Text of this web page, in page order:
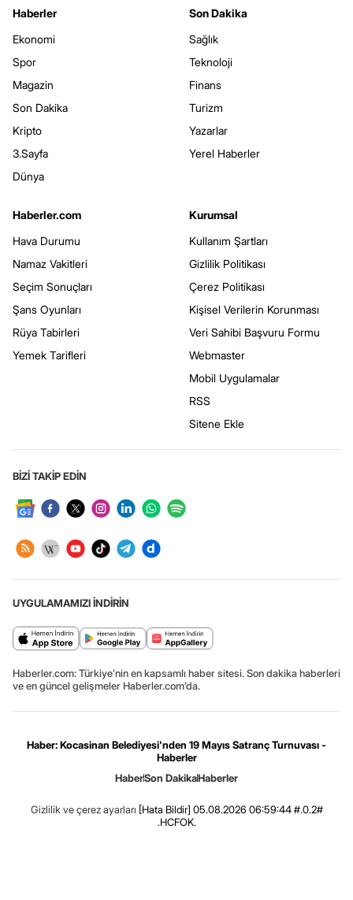
Haberler
Ekonomi
Spor
Magazin
Son Dakika
Kripto
3.Sayfa
Dünya
Son Dakika
Sağlık
Teknoloji
Finans
Turizm
Yazarlar
Yerel Haberler
Haberler.com
Hava Durumu
Namaz Vakitleri
Seçim Sonuçları
Şans Oyunları
Rüya Tabirleri
Yemek Tarifleri
Kurumsal
Kullanım Şartları
Gizlilik Politikası
Çerez Politikası
Kişisel Verilerin Korunması
Veri Sahibi Başvuru Formu
Webmaster
Mobil Uygulamalar
RSS
Sitene Ekle
BİZİ TAKİP EDİN
UYGULAMAMIZI İNDİRİN
Haberler.com: Türkiye’nin en kapsamlı haber sitesi. Son dakika haberleri
ve en güncel gelişmeler Haberler.com’da.
Haber: Kocasinan Belediyesi'nden 19 Mayıs Satranç Turnuvası -
Haberler
HaberSon DakikaHaberler
Gizlilik ve çerez ayarları [Hata Bildir] 05.08.2026 06:59:44 #.0.2#
.HCFOK.